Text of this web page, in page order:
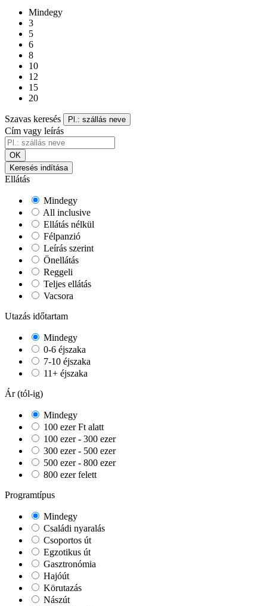
Mindegy
3
5
6
8
10
12
15
20
Szavas keresés Pl.: szállás neve
Cím vagy leírás
OK
Keresés indítása
Ellátás
Mindegy
All inclusive
Ellátás nélkül
Félpanzió
Leírás szerint
Önellátás
Reggeli
Teljes ellátás
Vacsora
Utazás időtartam
Mindegy
0-6 éjszaka
7-10 éjszaka
11+ éjszaka
Ár (tól-ig)
Mindegy
100 ezer Ft alatt
100 ezer - 300 ezer
300 ezer - 500 ezer
500 ezer - 800 ezer
800 ezer felett
Programtípus
Mindegy
Családi nyaralás
Csoportos út
Egzotikus út
Gasztronómia
Hajóút
Körutazás
Nászút